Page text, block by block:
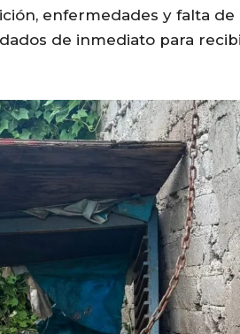
enfermedades y falta
de inmediato para